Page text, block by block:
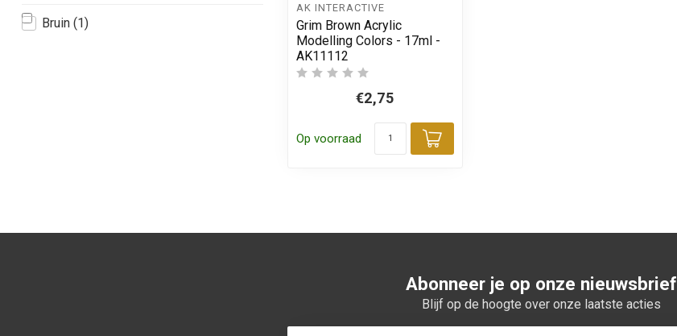
Bruin (1)
AK INTERACTIVE
Grim Brown Acrylic
Modelling Colors - 17ml -
AK11112
€2,75
Op voorraad
Toevoegen aan winkelwagen
Abonneer je op onze nieuwsbrief
Blijf op de hoogte over onze laatste acties